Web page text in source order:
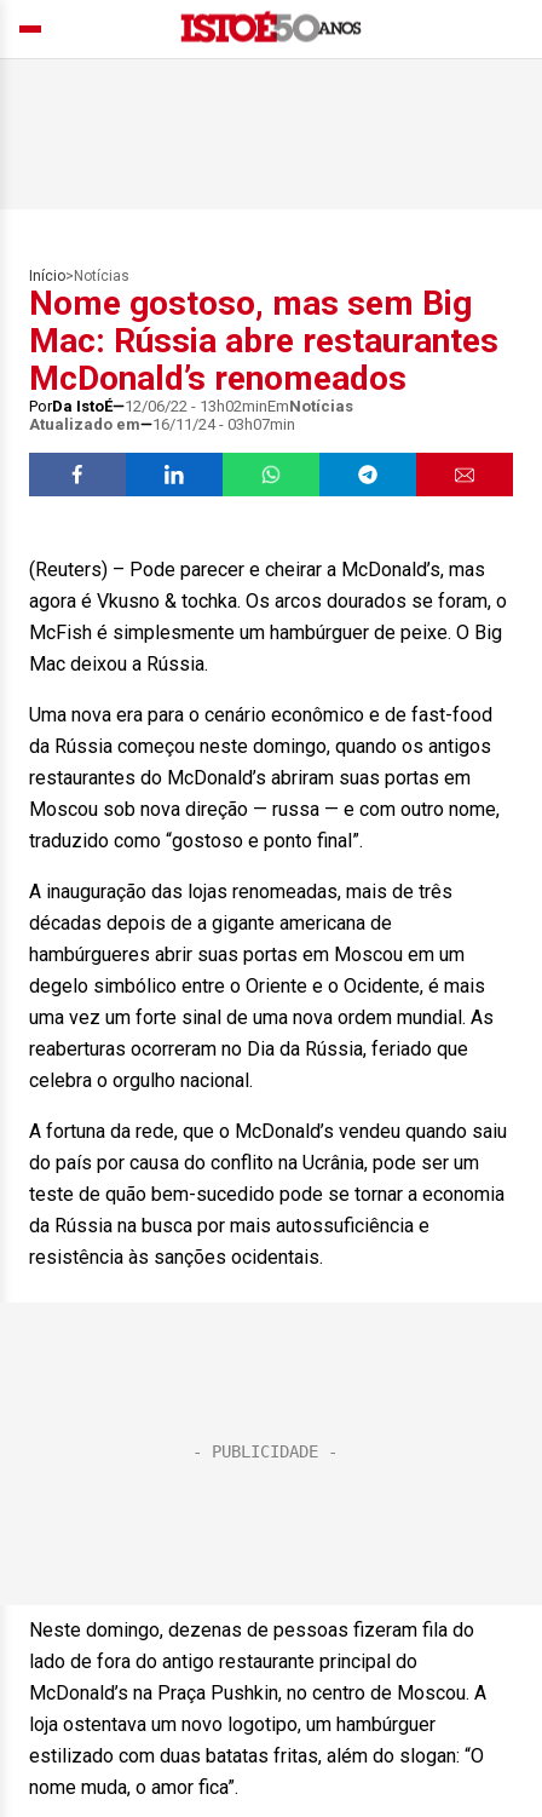
Início> Notícias
Nome gostoso, mas sem Big
Mac: Rússia abre restaurantes
McDonald’s renomeados
PorDa IstoÉ 12/06/22 - 13h02minEmNotícias
Atualizado em
16/11/24 - 03h07min
(Reuters) – Pode parecer e cheirar a McDonald’s, mas
agora é Vkusno & tochka. Os arcos dourados se foram, o
McFish é simplesmente um hambúrguer de peixe. O Big
Mac deixou a Rússia.
Uma nova era para o cenário econômico e de fast-food
da Rússia começou neste domingo, quando os antigos
restaurantes do McDonald’s abriram suas portas em
Moscou sob nova direção — russa — e com outro nome,
traduzido como “gostoso e ponto final”.
A inauguração das lojas renomeadas, mais de três
décadas depois de a gigante americana de
hambúrgueres abrir suas portas em Moscou em um
degelo simbólico entre o Oriente e o Ocidente, é mais
uma vez um forte sinal de uma nova ordem mundial. As
reaberturas ocorreram no Dia da Rússia, feriado que
celebra o orgulho nacional.
A fortuna da rede, que o McDonald’s vendeu quando saiu
do país por causa do conflito na Ucrânia, pode ser um
teste de quão bem-sucedido pode se tornar a economia
da Rússia na busca por mais autossuficiência e
resistência às sanções ocidentais.
Neste domingo, dezenas de pessoas fizeram fila do
lado de fora do antigo restaurante principal do
McDonald’s na Praça Pushkin, no centro de Moscou. A
loja ostentava um novo logotipo, um hambúrguer
estilizado com duas batatas fritas, além do slogan: “O
nome muda, o amor fica”.